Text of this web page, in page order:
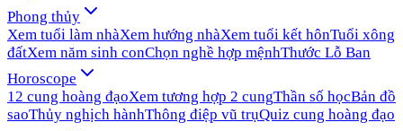
Phong thủy
Xem tuổi làm nhàXem hướng nhàXem tuổi kết hônTuổi xông
đấtXem năm sinh conChọn nghề hợp mệnhThước Lỗ Ban
Horoscope
12 cung hoàng đạoXem tương hợp 2 cungThần số họcBản đồ
saoThủy nghịch hànhThông điệp vũ trụQuiz cung hoàng đạo